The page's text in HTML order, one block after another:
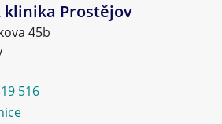
klinika Prostějov
45b
516